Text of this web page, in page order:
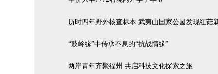
历时四年野外核查标本 武夷山国家公园发现红菇
“鼓岭缘”中传承不息的“抗战情缘”
两岸青年齐聚福州 共启科技文化探索之旅